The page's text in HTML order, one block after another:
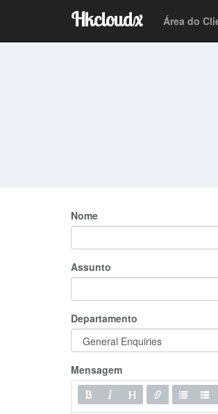
Hkcloudx Área do
Nome
Assunto
Departamento
Mensagem